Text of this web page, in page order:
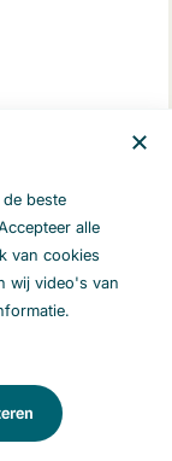
beste
alle
van cookies
wij video's van